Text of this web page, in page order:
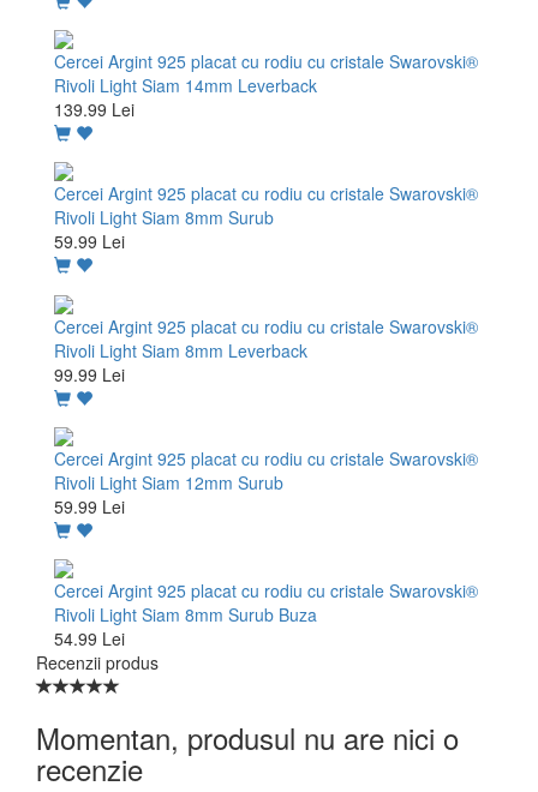
Cercei Argint 925 placat cu rodiu cu cristale Swarovski®
Rivoli Light Siam 14mm Leverback
139.99 Lei
Cercei Argint 925 placat cu rodiu cu cristale Swarovski®
Rivoli Light Siam 8mm Surub
59.99 Lei
Cercei Argint 925 placat cu rodiu cu cristale Swarovski®
Rivoli Light Siam 8mm Leverback
99.99 Lei
Cercei Argint 925 placat cu rodiu cu cristale Swarovski®
Rivoli Light Siam 12mm Surub
59.99 Lei
Cercei Argint 925 placat cu rodiu cu cristale Swarovski®
Rivoli Light Siam 8mm Surub Buza
54.99 Lei
Recenzii produs
Momentan, produsul nu are nici o
recenzie